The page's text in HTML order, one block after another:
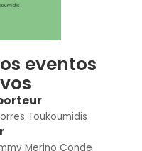
eventos
Toukoumidis
Merino Conde